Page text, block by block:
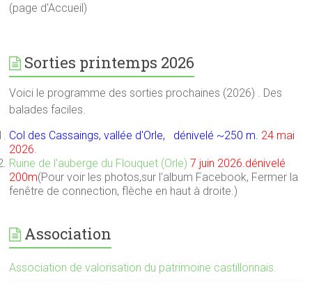
(page d'Accueil)
Sorties printemps 2026
Voici le programme des sorties prochaines (2026) . Des
balades faciles.
Col des Cassaings, vallée d'Orle, dénivelé ~250 m. 24 mai
2026.
Ruine de l'auberge du Flouquet (Orle) 7 juin 2026.dénivelé
200m(Pour voir les photos,sur l'album Facebook, Fermer la
fenêtre de connection, flèche en haut à droite.)
Association
Association de valorisation du patrimoine castillonnais.